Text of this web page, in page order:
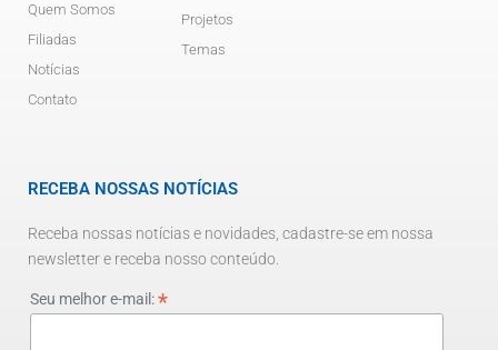
Quem Somos
Filiadas
Notícias
Contato
Projetos
Temas
RECEBA NOSSAS NOTÍCIAS
Receba nossas notícias e novidades, cadastre-se em nossa
newsletter e receba nosso conteúdo.
Seu melhor e-mail:*